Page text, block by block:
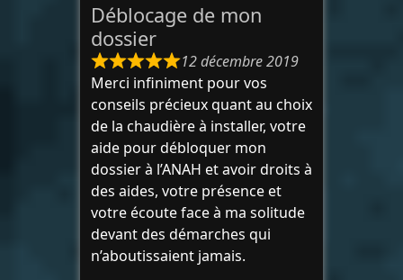
Déblocage de mon
dossier
12 décembre 2019
Merci infiniment pour vos
conseils précieux quant au choix
de la chaudière à installer, votre
aide pour débloquer mon
dossier à l’ANAH et avoir droits à
des aides, votre présence et
votre écoute face à ma solitude
devant des démarches qui
n’aboutissaient jamais.